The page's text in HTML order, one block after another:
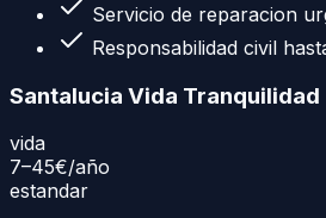
Servicio de reparacion
Responsabilidad civil
Santalucia Vida Tranquilidad
vida
7–45€/año
estandar